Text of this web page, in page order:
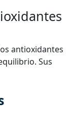
antioxidantes
Sus